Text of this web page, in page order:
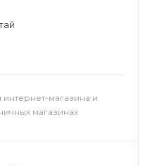
интернет-магазина и
магазинах